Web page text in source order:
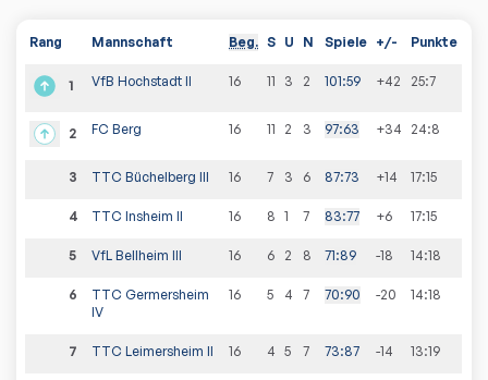
Rang Mannschaft Beg. S U N Spiele +/- Punkte
1 VfB Hochstadt II 16 11 3 2 101:59 +42 25:7
2 FC Berg 16 11 2 3 97:63 +34 24:8
3 TTC Büchelberg III 16 7 3 6 87:73 +14 17:15
4 TTC Insheim II 16 8 1 7 83:77 +6 17:15
5 VfL Bellheim III 16 6 2 8 71:89 -18 14:18
6
TTC Germersheim
IV
16 5 4 7 70:90 -20 14:18
7 TTC Leimersheim II 16 4 5 7 73:87 -14 13:19